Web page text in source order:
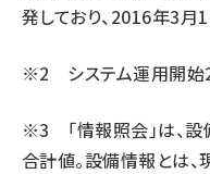
発しており、2016年3月
※2 システム運用開始
※3 「情報照会」は、
合計値。設備情報とは